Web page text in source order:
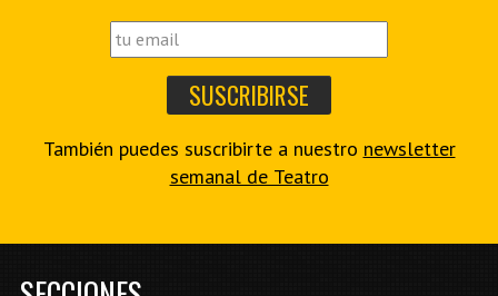
También puedes suscribirte a nuestro newsletter
semanal de Teatro